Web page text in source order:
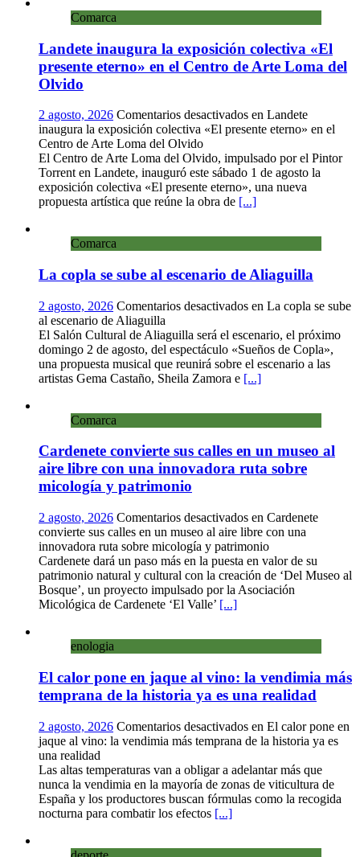
Comarca
Landete inaugura la exposición colectiva «El
presente eterno» en el Centro de Arte Loma del
Olvido
2 agosto, 2026 Comentarios desactivados en Landete
inaugura la exposición colectiva «El presente eterno» en el
Centro de Arte Loma del Olvido
El Centro de Arte Loma del Olvido, impulsado por el Pintor
Torrent en Landete, inauguró este sábado 1 de agosto la
exposición colectiva «El presente eterno», una nueva
propuesta artística que reúne la obra de [...]
Comarca
La copla se sube al escenario de Aliaguilla
2 agosto, 2026 Comentarios desactivados en La copla se sube
al escenario de Aliaguilla
El Salón Cultural de Aliaguilla será el escenario, el próximo
domingo 2 de agosto, del espectáculo «Sueños de Copla»,
una propuesta musical que reunirá sobre el escenario a las
artistas Gema Castaño, Sheila Zamora e [...]
Comarca
Cardenete convierte sus calles en un museo al
aire libre con una innovadora ruta sobre
micología y patrimonio
2 agosto, 2026 Comentarios desactivados en Cardenete
convierte sus calles en un museo al aire libre con una
innovadora ruta sobre micología y patrimonio
Cardenete dará un paso más en la puesta en valor de su
patrimonio natural y cultural con la creación de ‘Del Museo al
Bosque’, un proyecto impulsado por la Asociación
Micológica de Cardenete ‘El Valle’ [...]
enologia
El calor pone en jaque al vino: la vendimia más
temprana de la historia ya es una realidad
2 agosto, 2026 Comentarios desactivados en El calor pone en
jaque al vino: la vendimia más temprana de la historia ya es
una realidad
Las altas temperaturas van a obligar a adelantar más que
nunca la vendimia en la mayoría de zonas de viticultura de
España y los productores buscan fórmulas como la recogida
nocturna para combatir los efectos [...]